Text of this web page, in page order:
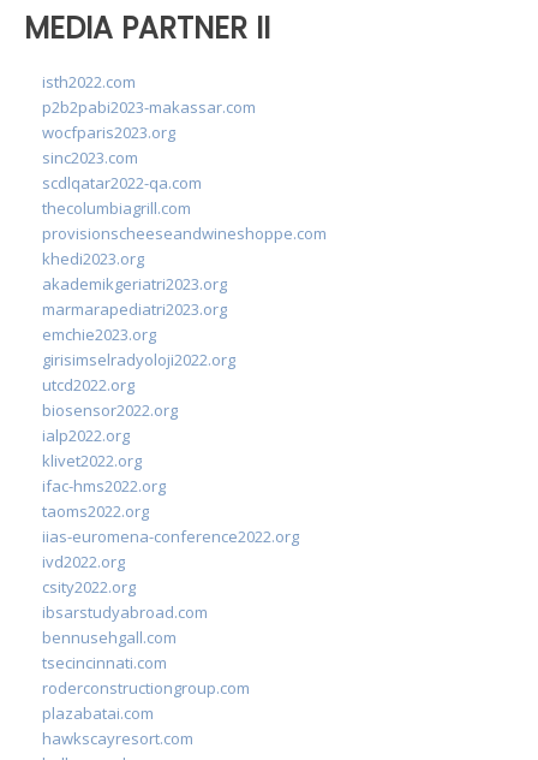
MEDIA PARTNER II
isth2022.com
p2b2pabi2023-makassar.com
wocfparis2023.org
sinc2023.com
scdlqatar2022-qa.com
thecolumbiagrill.com
provisionscheeseandwineshoppe.com
khedi2023.org
akademikgeriatri2023.org
marmarapediatri2023.org
emchie2023.org
girisimselradyoloji2022.org
utcd2022.org
biosensor2022.org
ialp2022.org
klivet2022.org
ifac-hms2022.org
taoms2022.org
iias-euromena-conference2022.org
ivd2022.org
csity2022.org
ibsarstudyabroad.com
bennusehgall.com
tsecincinnati.com
roderconstructiongroup.com
plazabatai.com
hawkscayresort.com